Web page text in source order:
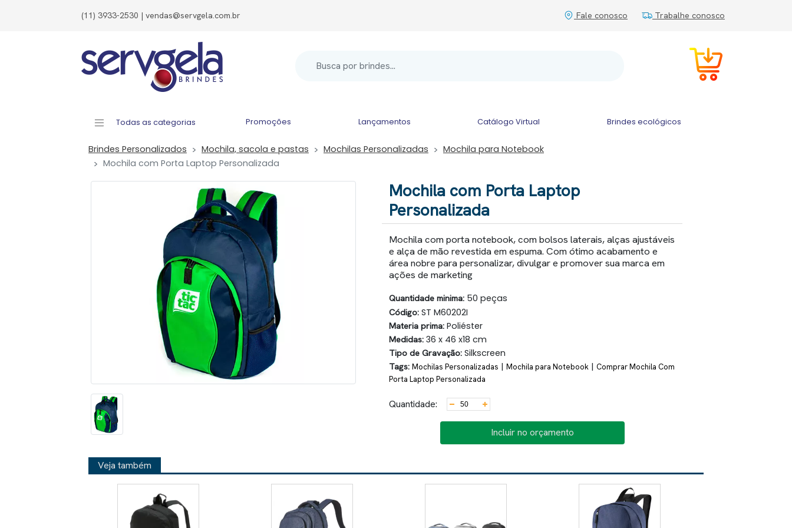
(11) 3933-2530 | vendas@servgela.com.br Fale conosco Trabalhe conosco
Todas as categorias Promoções Lançamentos Catálogo Virtual Brindes ecológicos
Brindes Personalizados Mochila, sacola e pastas Mochilas Personalizadas
Mochila para Notebook
Mochila com Porta Laptop Personalizada
Mochila com Porta Laptop
Personalizada
Mochila com porta notebook, com bolsos laterais, alças ajustáveis
e alça de mão revestida em espuma. Com ótimo acabamento e
área nobre para personalizar, divulgar e promover sua marca em
ações de marketing
Quantidade minima: 50 peças
Código: ST M60202I
Materia prima: Poliéster
Medidas: 36 x 46 x18 cm
Tipo de Gravação: Silkscreen
Tags: Mochilas Personalizadas | Mochila para Notebook | Comprar Mochila Com
Porta Laptop Personalizada
Quantidade:
Incluir no orçamento
Veja também